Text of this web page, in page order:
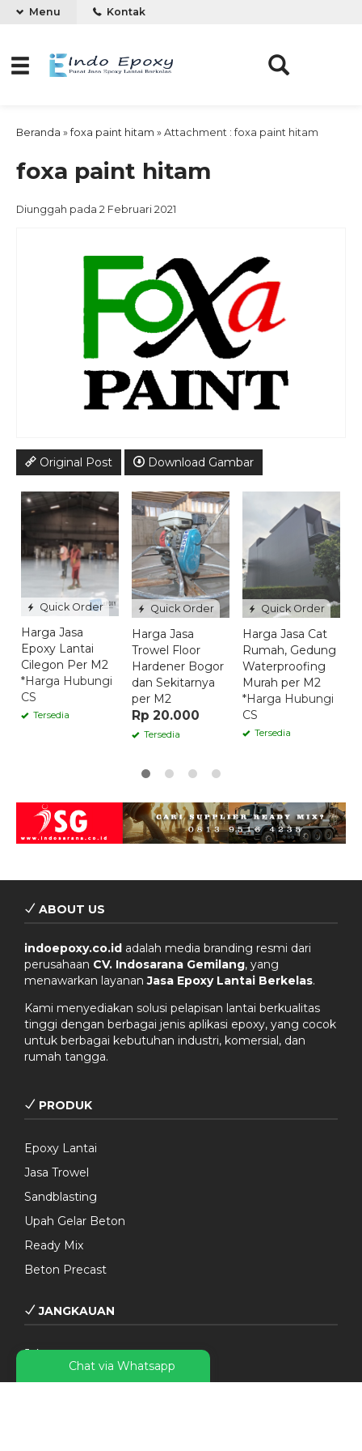
Menu Kontak
Beranda » foxa paint hitam » Attachment : foxa paint hitam
foxa paint hitam
Diunggah pada 2 Februari 2021
Original Post Download Gambar
Quick Order
Harga Jasa
Epoxy Lantai
Cilegon Per M2
*Harga Hubungi
CS
Tersedia
Quick Order
Harga Jasa
Trowel Floor
Hardener Bogor
dan Sekitarnya
per M2
Rp 20.000
Tersedia
Quick Order
Harga Jasa Cat
Rumah, Gedung
Waterproofing
Murah per M2
*Harga Hubungi
CS
Tersedia
ABOUT US
indoepoxy.co.id adalah media branding resmi dari
perusahaan CV. Indosarana Gemilang, yang
menawarkan layananJasa Epoxy Lantai Berkelas.
Kami menyediakan solusi pelapisan lantai berkualitas
tinggi dengan berbagai jenis aplikasi epoxy, yang cocok
untuk berbagai kebutuhan industri, komersial, dan
rumah tangga.
PRODUK
Epoxy Lantai
Jasa Trowel
Sandblasting
Upah Gelar Beton
Ready Mix
Beton Precast
JANGKAUAN
Jakarta
Chat via Whatsapp